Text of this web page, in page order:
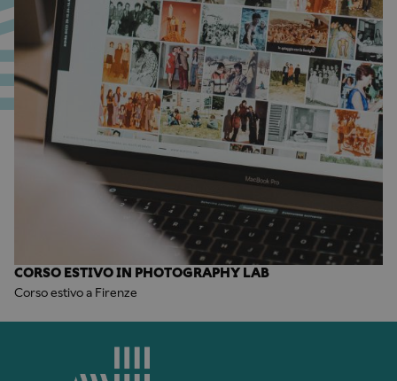
CORSO ESTIVO IN PHOTOGRAPHY LAB
Corso estivo a Firenze